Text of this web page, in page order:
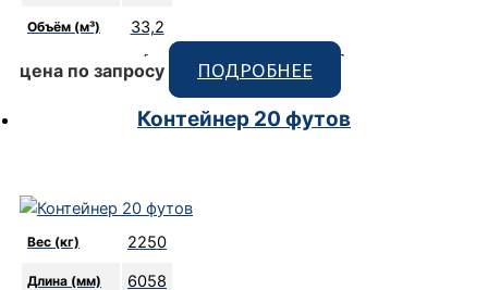
Объём (м³)
33,2
[code_snippet id=9 format]
цена по запросу ПОДРОБНЕЕ
Контейнер 20 футов
Вес (кг) 2250
Длина (мм) 6058